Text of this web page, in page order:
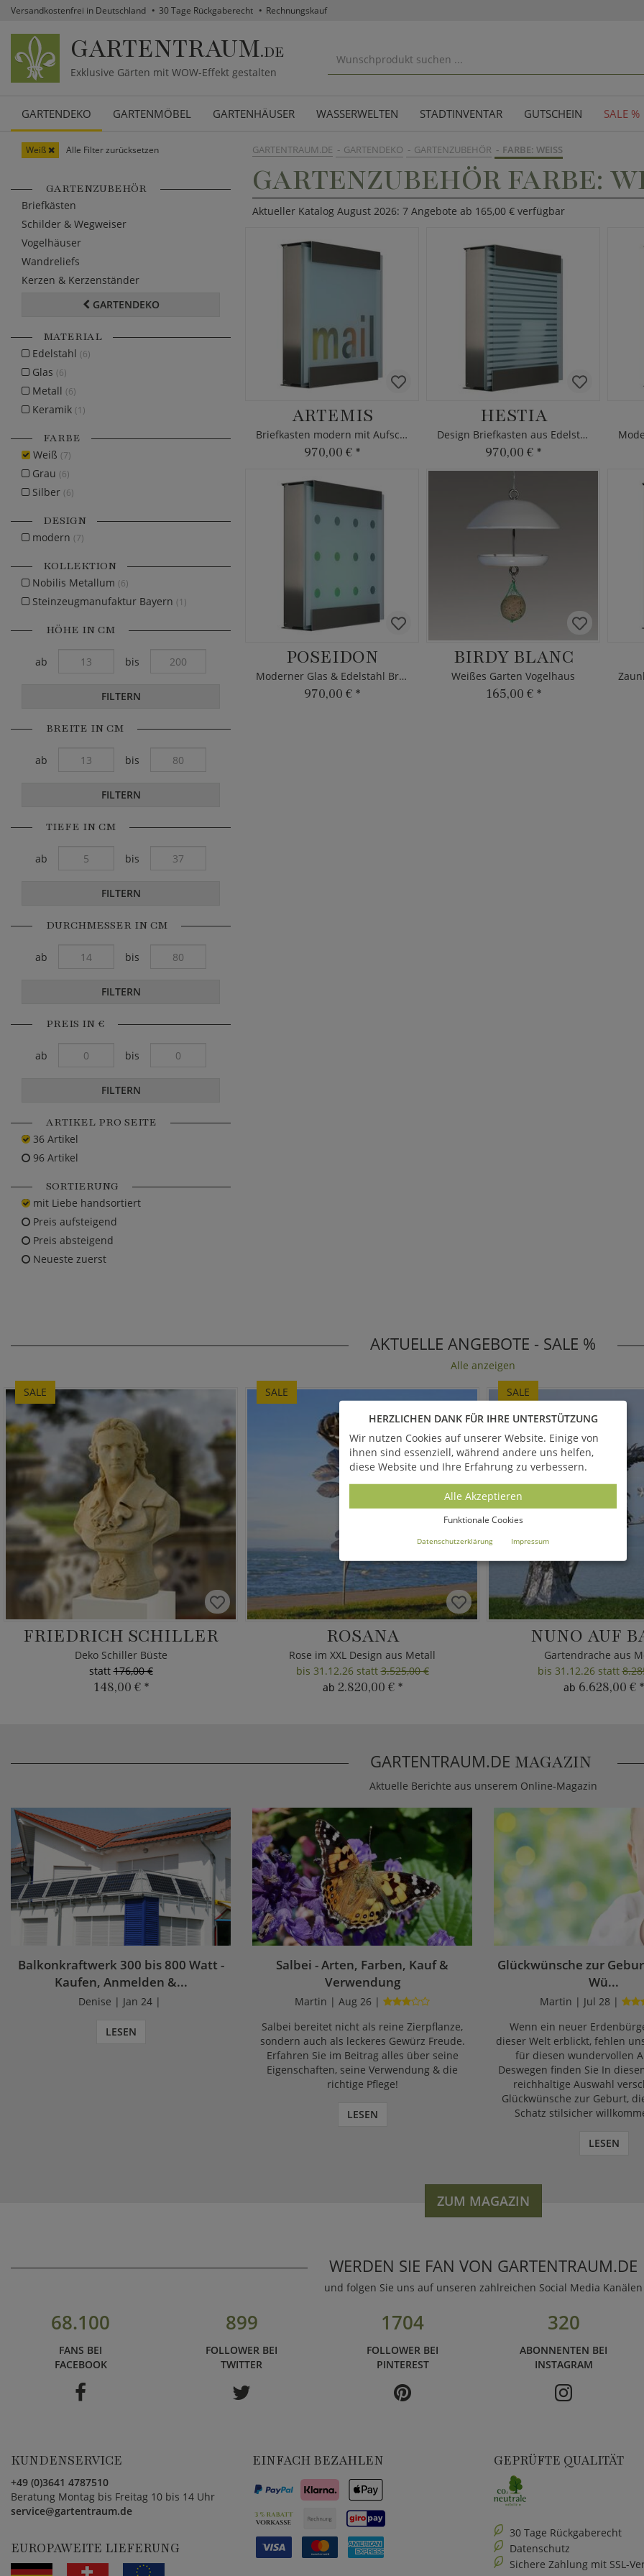
Versandkostenfrei in Deutschland 30 Tage Rückgaberecht Rechnungskauf
GARTENTRAUM.DE
Exklusive Gärten mit WOW-Effekt gestalten
GARTENDEKO GARTENMÖBEL GARTENHÄUSER WASSERWELTEN STADTINVENTAR GUTSCHEIN SALE %
GARTENTRAUM.DE GARTENDEKO GARTENZUBEHÖR FARBE: WEISS
GARTENZUBEHÖR FARBE:
Aktueller Katalog August 2026: 7 Angebote ab 165,00 € verfügbar
ARTEMIS
Briefkasten modern mit Aufschrift
970,00 € *
HESTIA
Design Briefkasten aus Edelstahl & Glas
970,00 € *
POSEIDON
Moderner Glas & Edelstahl Briefkasten mit Punkte Design
970,00 € *
BIRDY BLANC
Weißes Garten Vogelhaus
165,00 € *
Weiß Alle Filter zurücksetzen
GARTENZUBEHÖR
Briefkästen
Schilder & Wegweiser
Vogelhäuser
Wandreliefs
Kerzen & Kerzenständer
GARTENDEKO
MATERIAL
Edelstahl (6)
Glas (6)
Metall (6)
Keramik (1)
FARBE
Weiß (7)
Grau (6)
Silber (6)
DESIGN
modern (7)
KOLLEKTION
Nobilis Metallum (6)
Steinzeugmanufaktur Bayern (1)
HÖHE IN CM
ab bis
FILTERN
BREITE IN CM
ab bis
FILTERN
TIEFE IN CM
ab bis
FILTERN
DURCHMESSER IN CM
ab bis
FILTERN
PREIS IN €
ab bis
FILTERN
ARTIKEL PRO SEITE
36 Artikel
96 Artikel
SORTIERUNG
mit Liebe handsortiert
Preis aufsteigend
Preis absteigend
Neueste zuerst
AKTUELLE ANGEBOTE - SALE %
Alle anzeigen
SALE
FRIEDRICH SCHILLER
Deko Schiller Büste
statt176,00 €
148,00 € *
SALE
ROSANA
Rose im XXL Design aus Metall
bis 31.12.26 statt3.525,00 €
ab 2.820,00 € *
SALE
NUNO AUF
Gartendrache aus
bis 31.12.26 statt
ab 6.628,00 € *
GARTENTRAUM.DE MAGAZIN
Aktuelle Berichte aus unserem Online-Magazin
Balkonkraftwerk 300 bis 800 Watt -
Kaufen, Anmelden &...
Denise | Jan 24 |
LESEN
Salbei - Arten, Farben, Kauf &
Verwendung
Martin | Aug 26 |
Salbei bereitet nicht als reine Zierpflanze,
sondern auch als leckeres Gewürz Freude.
Erfahren Sie im Beitrag alles über seine
Eigenschaften, seine Verwendung & die
richtige Pflege!
LESEN
Glückwünsche zur
Wü...
Martin | Jul 28 |
Wenn ein neuer
dieser Welt erblickt, fehlen
für diesen wundervollen
Deswegen finden Sie In
reichhaltige Auswahl
Glückwünsche zur Geburt,
Schatz stilsicher
LESEN
ZUM MAGAZIN
WERDEN SIE FAN VON GARTENTRAUM.DE
und folgen Sie uns auf unseren zahlreichen Social Media Kanälen
68.100
FANS BEI
FACEBOOK
899
FOLLOWER BEI
TWITTER
1704
FOLLOWER BEI
PINTEREST
320
ABONNENTEN BEI
INSTAGRAM
KUNDENSERVICE
+49 (0)3641 4787510
Beratung Montag bis Freitag 10 bis 14 Uhr
service@gartentraum.de
EUROPAWEITE LIEFERUNG
EINFACH BEZAHLEN GEPRÜFTE QUALITÄT
30 Tage Rückgaberecht
Datenschutz
Sichere Zahlung mit SSL-
HERZLICHEN DANK FÜR IHRE UNTERSTÜTZUNG
Wir nutzen Cookies auf unserer Website. Einige von
ihnen sind essenziell, während andere uns helfen,
diese Website und Ihre Erfahrung zu verbessern.
Alle Akzeptieren
Funktionale Cookies
Datenschutzerklärung Impressum